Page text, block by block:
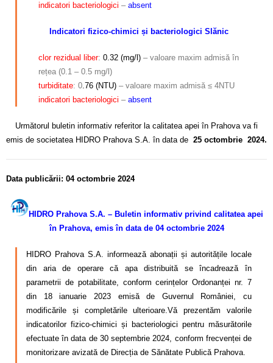
indicatori bacteriologici – absent
Indicatori fizico-chimici și bacteriologici Slănic
clor rezidual liber: 0.32 (mg/l) – valoare maxim admisă în
rețea (0.1 – 0.5 mg/l)
turbiditate: 0.76 (NTU) – valoare maxim admisă ≤ 4NTU
indicatori bacteriologici – absent
Următorul buletin informativ referitor la calitatea apei în Prahova va fi
emis de societatea HIDRO Prahova S.A. în data de 25 octombrie 2024.
Data publicării: 04 octombrie 2024
HIDRO Prahova S.A. – Buletin informativ privind calitatea apei
în Prahova, emis în data de 04 octombrie 2024
HIDRO Prahova S.A. informează abonații și autoritățile locale
din aria de operare că apa distribuită se încadrează în
parametrii de potabilitate, conform cerințelor Ordonanței nr. 7
din 18 ianuarie 2023 emisă de Guvernul României, cu
modificările și completările ulterioare.Vă prezentăm valorile
indicatorilor fizico-chimici și bacteriologici pentru măsurătorile
efectuate în data de 30 septembrie 2024, conform frecvenței de
monitorizare avizată de Direcția de Sănătate Publică Prahova.